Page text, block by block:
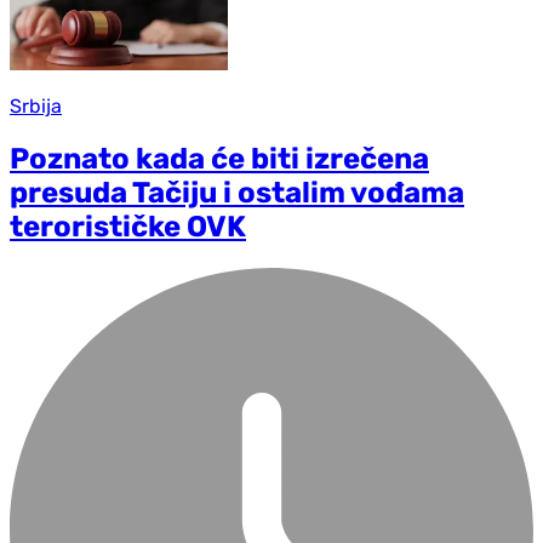
Srbija
Poznato kada će biti izrečena
presuda Tačiju i ostalim vođama
terorističke OVK